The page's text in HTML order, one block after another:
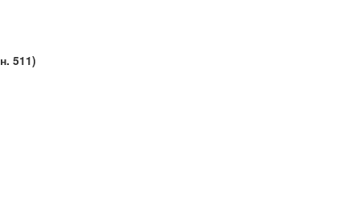
511)